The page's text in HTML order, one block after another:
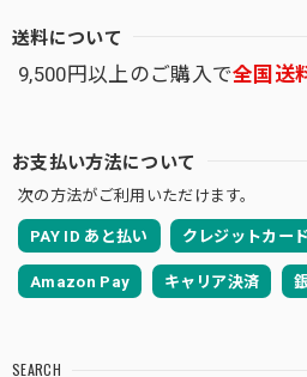
送料について
9,500円以上のご購入で全国送
お支払い方法について
次の方法がご利用いただけます。
PAY ID あと払い クレジットカード
Amazon Pay キャリア決済
SEARCH